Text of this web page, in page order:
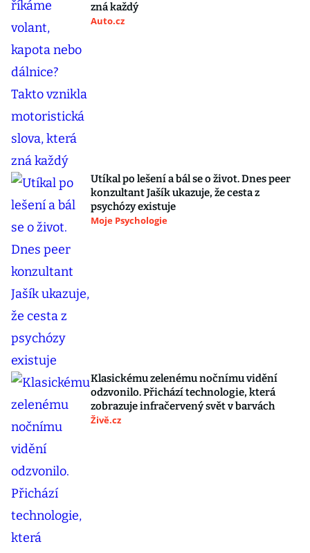
zná každý
Auto.cz
Utíkal po lešení a bál se o život. Dnes peer
konzultant Jašík ukazuje, že cesta z
psychózy existuje
Moje Psychologie
Klasickému zelenému nočnímu vidění
odzvonilo. Přichází technologie, která
zobrazuje infračervený svět v barvách
Živě.cz